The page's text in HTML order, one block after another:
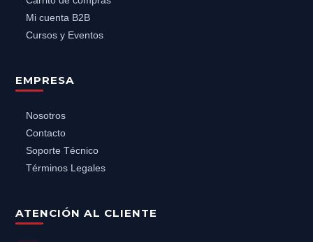
Mi cuenta B2B
Cursos y Eventos
EMPRESA
Nosotros
Contacto
Soporte Técnico
Términos Legales
ATENCIÓN AL CLIENTE